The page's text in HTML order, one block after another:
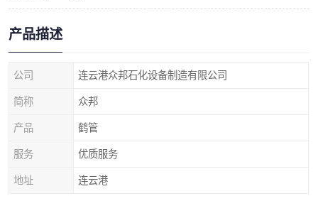
产品描述
公司 连云港众邦石化设备制造有限公司
简称 众邦
产品 鹤管
服务 优质服务
地址 连云港